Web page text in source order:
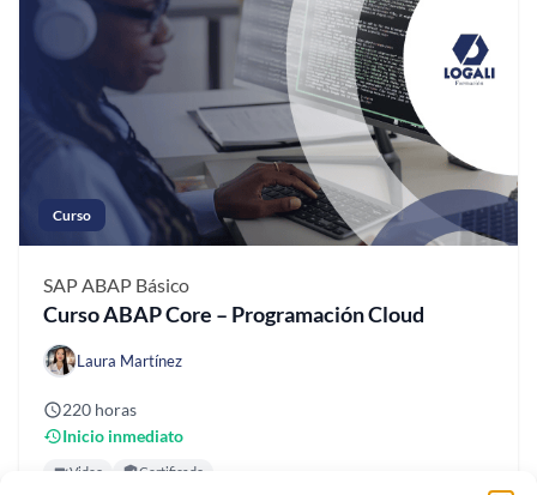
Curso
SAP ABAP Básico
Curso ABAP Core – Programación Cloud
Laura Martínez
220 horas
Inicio inmediato
Video Certificado